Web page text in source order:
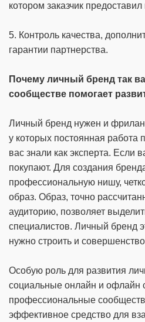
котором заказчик предоставил
5. Контроль качества,
гарантии партнерства.
Почему личный бренд так
сообществе помогает
Личный бренд нужен и
у которых постоянная работа
вас знали как эксперта. Если
покупают. Для создания
профессиональную нишу,
образ. Образ, точно
аудиторию, позволяет
специалистов. Личный бренд
нужно строить и
Особую роль для развития
социальные онлайн и офлайн
профессиональные
эффективное средство для